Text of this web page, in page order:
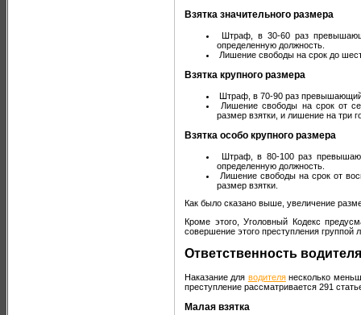
Взятка значительного размера
Штраф, в 30-60 раз
определенную должность.
Лишение свободы на срок до
Взятка крупного размера
Штраф, в 70-90 раз превышающий
Лишение свободы на срок от
размер взятки, и лишение на три
Взятка особо крупного размера
Штраф, в 80-100 раз
определенную должность.
Лишение свободы на срок от
размер взятки.
Как было сказано выше, увеличение
Кроме этого, Уголовный Кодекс
совершение этого преступления группой
Ответственность водителя
Наказание для водителянесколько
преступление рассматривается 291
Малая взятка